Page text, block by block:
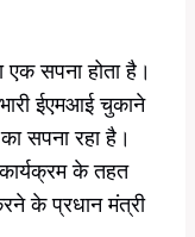
सपना होता है।
ईएमआई चुकाने
सपना रहा है।
के तहत
के प्रधान मंत्री